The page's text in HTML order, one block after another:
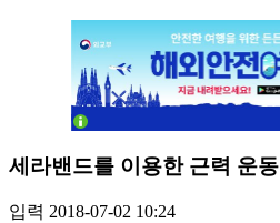
세라밴드를 이용한 근력 운동
입력 2018-07-02 10:24